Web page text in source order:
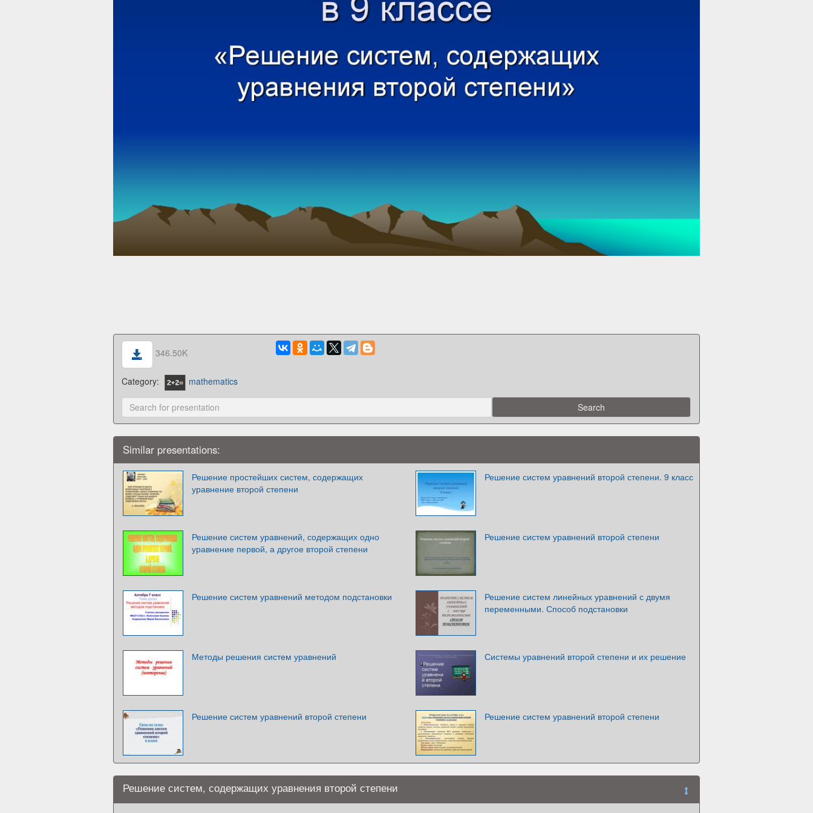
346.50K
Category: mathematics
Similar presentations:
Решение простейших систем, содержащих
уравнение второй степени
Решение систем уравнений второй степени. 9 класс
Решение систем уравнений, содержащих одно
уравнение первой, а другое второй степени
Решение систем уравнений второй степени
Решение систем уравнений методом подстановки
Решение систем линейных уравнений с двумя
переменными. Способ подстановки
Методы решения систем уравнений Системы уравнений второй степени и их решение
Решение систем уравнений второй степени Решение систем уравнений второй степени
Решение систем, содержащих уравнения второй степени